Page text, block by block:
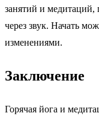
занятий и медитаций,
через звук. Начать
изменениями.
Заключение
Горячая йога и